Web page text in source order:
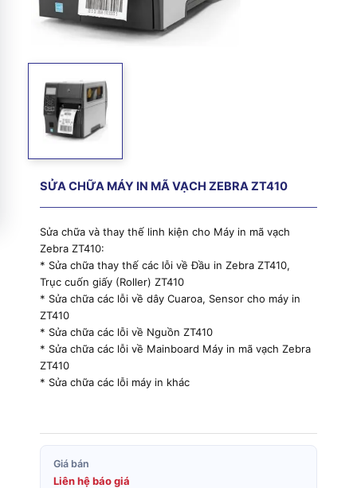
SỬA CHỮA MÁY IN MÃ VẠCH ZEBRA ZT410
Sửa chữa và thay thế linh kiện cho Máy in mã vạch
Zebra ZT410:
* Sửa chữa thay thế các lỗi về Đầu in Zebra ZT410,
Trục cuốn giấy (Roller) ZT410
* Sửa chữa các lỗi về dây Cuaroa, Sensor cho máy in
ZT410
* Sửa chữa các lỗi về Nguồn ZT410
* Sửa chữa các lỗi về Mainboard Máy in mã vạch Zebra
ZT410
* Sửa chữa các lỗi máy in khác
Giá bán
Liên hệ báo giá